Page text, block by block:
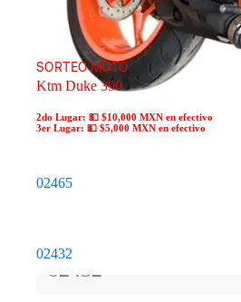
SORTEO MOTO
Ktm Duke 390
2do Lugar: 💵 $10,000 MXN en efectivo
3er Lugar: 💵 $5,000 MXN en efectivo
02465
02432
02432